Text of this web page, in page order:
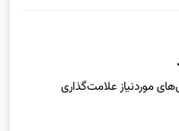
موردنیاز علامت‌گذاری